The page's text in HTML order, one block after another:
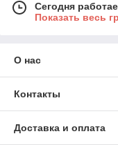
Сегодня
Показать весь
О нас
Контакты
Доставка и оплата